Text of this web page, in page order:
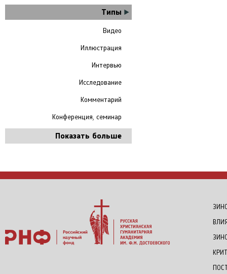
Типы
Видео
Иллюстрация
Интервью
Исследование
Комментарий
Конференция, семинар
Показать больше